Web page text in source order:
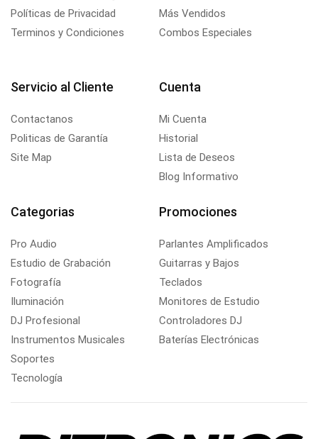
Políticas de Privacidad
Terminos y Condiciones
Más Vendidos
Combos Especiales
Servicio al Cliente
Contactanos
Politicas de Garantía
Site Map
Cuenta
Mi Cuenta
Historial
Lista de Deseos
Blog Informativo
Categorias
Pro Audio
Estudio de Grabación
Fotografía
Iluminación
DJ Profesional
Instrumentos Musicales
Soportes
Tecnología
Promociones
Parlantes Amplificados
Guitarras y Bajos
Teclados
Monitores de Estudio
Controladores DJ
Baterías Electrónicas